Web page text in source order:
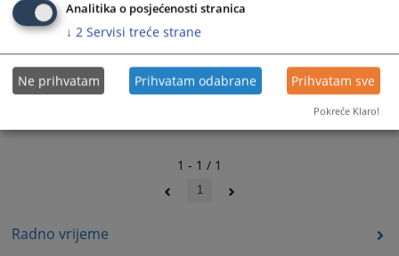
Radno vrijeme
1 - 1 / 1
1
Analitika o posjećenosti stranica
↓ 2 Servisi treće strane
Ne prihvatam Prihvatam odabrane Prihvatam sve
Pokreće Klaro!